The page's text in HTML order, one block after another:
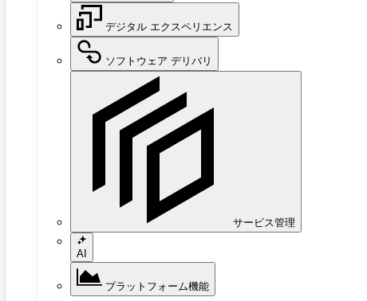
デジタル エクスペリエンス
ソフトウェア デリバリ
サービス管理
AI
プラットフォーム機能